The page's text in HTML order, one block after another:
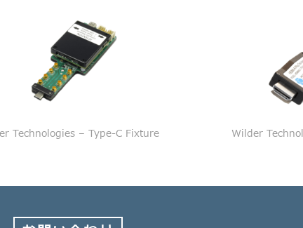
Technologies – Type-C Fixture Wilder